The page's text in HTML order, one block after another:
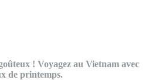
! Voyagez au Vietnam avec
de printemps.